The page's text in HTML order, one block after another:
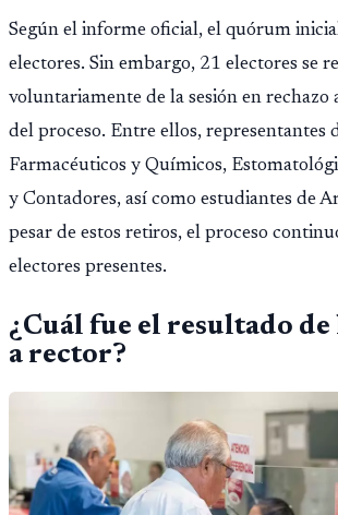
Según el informe oficial, el quórum
electores. Sin embargo, 21 electores se
voluntariamente de la sesión en rechazo
del proceso. Entre ellos, representantes
Farmacéuticos y Químicos,
y Contadores, así como estudiantes de
pesar de estos retiros, el proceso
electores presentes.
¿Cuál fue el resultado
a rector?